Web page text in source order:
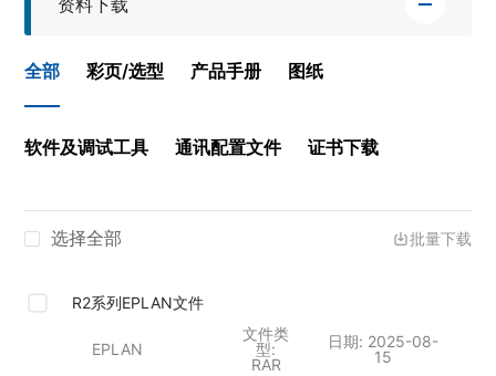
全部 彩页/选型 产品手册 图纸
软件及调试工具 通讯配置文件 证书下载
选择全部 批量下载
R2系列EPLAN文件
EPLAN
文件类
型:
RAR
日期: 2025-08-
15